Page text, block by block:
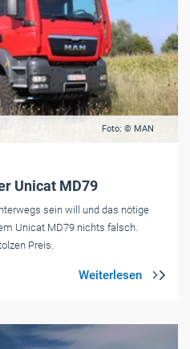
Foto: © MAN
Unicat MD79
sein will und das nötige
Unicat MD79 nichts falsch.
Preis.